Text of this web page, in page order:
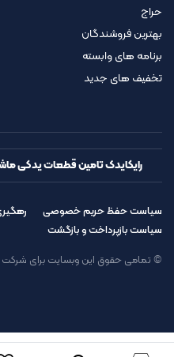
حراج
بهترین فروشندگان
برنامه های وابسته
تخفیف های جدید
رایکایدک تامین قطعات یدکی
سیاست حفظ حریم خصوصی
سیاست بازپرداخت و بازگشت
© تمامی حقوق این وبسایت برای